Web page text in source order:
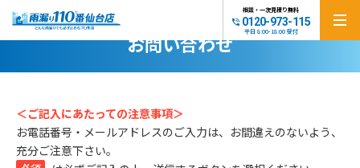
相談・一次見積り無料
0120-973-115
平日 8:00-18:00 受付
お問い合わせ
＜ご記入にあたっての注意事項＞
お電話番号・メールアドレスのご入力は、お間違えのないよう、
充分ご注意下さい。